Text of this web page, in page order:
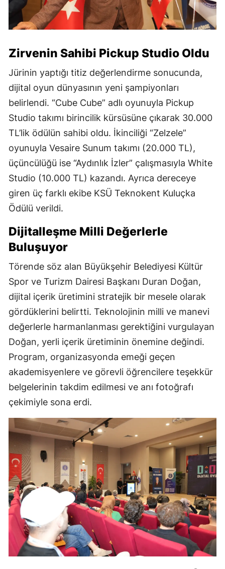
Zirvenin Sahibi Pickup Studio Oldu
Jürinin yaptığı titiz değerlendirme sonucunda,
dijital oyun dünyasının yeni şampiyonları
belirlendi. “Cube Cube” adlı oyunuyla Pickup
Studio takımı birincilik kürsüsüne çıkarak 30.000
TL’lik ödülün sahibi oldu. İkinciliği “Zelzele”
oyunuyla Vesaire Sunum takımı (20.000 TL),
üçüncülüğü ise “Aydınlık İzler” çalışmasıyla White
Studio (10.000 TL) kazandı. Ayrıca dereceye
giren üç farklı ekibe KSÜ Teknokent Kuluçka
Ödülü verildi.
Dijitalleşme Milli Değerlerle
Buluşuyor
Törende söz alan Büyükşehir Belediyesi Kültür
Spor ve Turizm Dairesi Başkanı Duran Doğan,
dijital içerik üretimini stratejik bir mesele olarak
gördüklerini belirtti. Teknolojinin milli ve manevi
değerlerle harmanlanması gerektiğini vurgulayan
Doğan, yerli içerik üretiminin önemine değindi.
Program, organizasyonda emeği geçen
akademisyenlere ve görevli öğrencilere teşekkür
belgelerinin takdim edilmesi ve anı fotoğrafı
çekimiyle sona erdi.